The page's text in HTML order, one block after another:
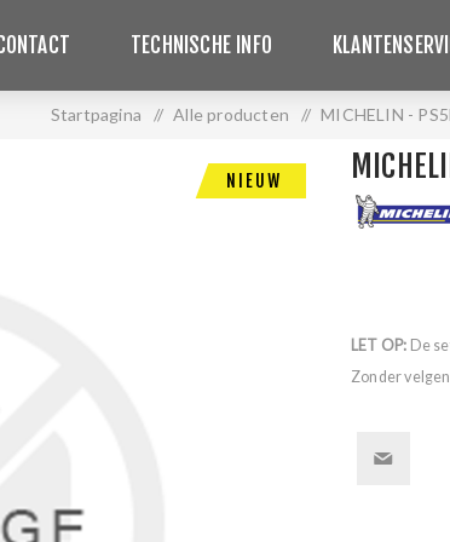
TECHNISCHE INFO
Startpagina / Alle producten / MICHELIN -
NIEUW
LET OP: De
Zonder